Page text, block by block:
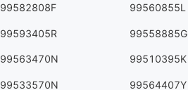
99582808F 99560855L
99593405R 99558885G
99563470N 99510395K
99533570N 99564407Y